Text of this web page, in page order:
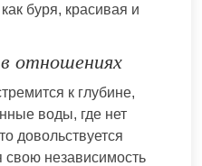
буря, красивая и
отношениях
к глубине,
воды, где нет
довольствуется
свою независимость